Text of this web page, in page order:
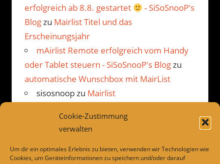
Cookie-Zustimmung
verwalten
Um dir ein optimales Erlebnis zu bieten, verwenden wir Technologien wie
Cookies, um Geräteinformationen zu speichern und/oder darauf
erfolgreich ab 8.8. gestartet
- SiSoSnooP's
Blogzu Mairlist Titel und das
Erscheinungsjahr
mAirlist Remote erfolgreich vom Handy
oder Tablet steuern - SiSoSnooP's Blogzu
automatische Wunschbox mit MairList
sisosnoopzu Mairlist
Mairlist Kommentarbetrachter